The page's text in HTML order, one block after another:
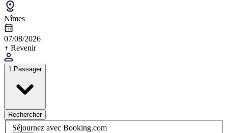
Nîmes
07/08/2026
+ Revenir
1 Passager
Rechercher
Séjournez avec Booking.com